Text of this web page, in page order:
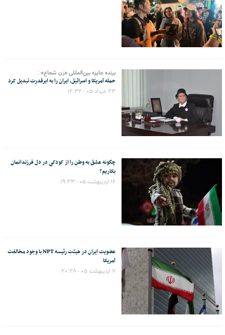
برنده جایزه بین‌المللی «زن شجاع» :
حمله آمریکا و اسرائیل، ایران را به ابرقدرت تبدیل کرد
۲۳ خرداد ۰۵ - ۱۲:۳۲
چگونه عشق به وطن را از کودکی در دل فرزندانمان
بکاریم؟
۱۶ اردیبهشت ۰۵ - ۱۹:۳۳
عضویت ایران در هیئت رئیسه NPT با وجود مخالفت
آمریکا
۷ اردیبهشت ۰۵ - ۲۰:۲۸